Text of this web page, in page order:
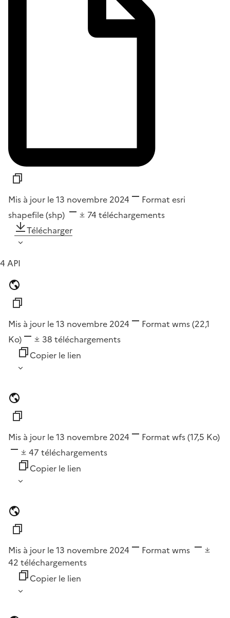
Mis à jour le 13 novembre 2024 Format esri
shapefile (shp)
74 téléchargements
Télécharger
4 API
Mis à jour le 13 novembre 2024 Format wms(22,1
Ko)
38 téléchargements
Copier le lien
Mis à jour le 13 novembre 2024 Format wfs(17,5 Ko)
47 téléchargements
Copier le lien
Mis à jour le 13 novembre 2024 Format wms
42 téléchargements
Copier le lien